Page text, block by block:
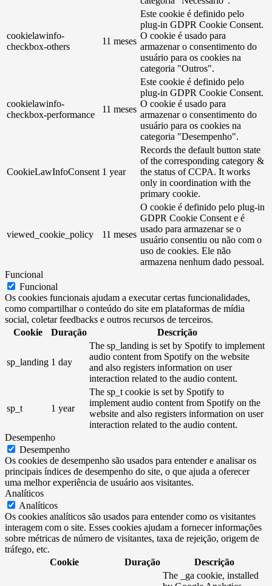
cookielawinfo-
checkbox-others
11 meses
Este cookie é definido pelo
plug-in GDPR Cookie Consent.
O cookie é usado para
armazenar o consentimento do
usuário para os cookies na
categoria "Outros".
cookielawinfo-
checkbox-performance
11 meses
Este cookie é definido pelo
plug-in GDPR Cookie Consent.
O cookie é usado para
armazenar o consentimento do
usuário para os cookies na
categoria "Desempenho".
CookieLawInfoConsent 1 year
Records the default button state
of the corresponding category &
the status of CCPA. It works
only in coordination with the
primary cookie.
viewed_cookie_policy 11 meses
O cookie é definido pelo plug-in
GDPR Cookie Consent e é
usado para armazenar se o
usuário consentiu ou não com o
uso de cookies. Ele não
armazena nenhum dado pessoal.
Funcional
Funcional
Os cookies funcionais ajudam a executar certas funcionalidades,
como compartilhar o conteúdo do site em plataformas de mídia
social, coletar feedbacks e outros recursos de terceiros.
Cookie
Duração Descrição
sp_landing 1 day
The sp_landing is set by Spotify to implement
audio content from Spotify on the website
and also registers information on user
interaction related to the audio content.
sp_t 1 year
The sp_t cookie is set by Spotify to
implement audio content from Spotify on the
website and also registers information on user
interaction related to the audio content.
Desempenho
Desempenho
Os cookies de desempenho são usados ​​para entender e analisar os
principais índices de desempenho do site, o que ajuda a oferecer
uma melhor experiência de usuário aos visitantes.
Analíticos
Analíticos
Os cookies analíticos são usados ​​para entender como os visitantes
interagem com o site. Esses cookies ajudam a fornecer informações
sobre métricas de número de visitantes, taxa de rejeição, origem de
tráfego, etc.
Cookie
Duração Descrição
The _ga cookie, installed